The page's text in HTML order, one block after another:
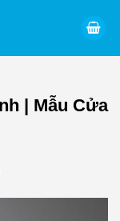
| Mẫu Cửa